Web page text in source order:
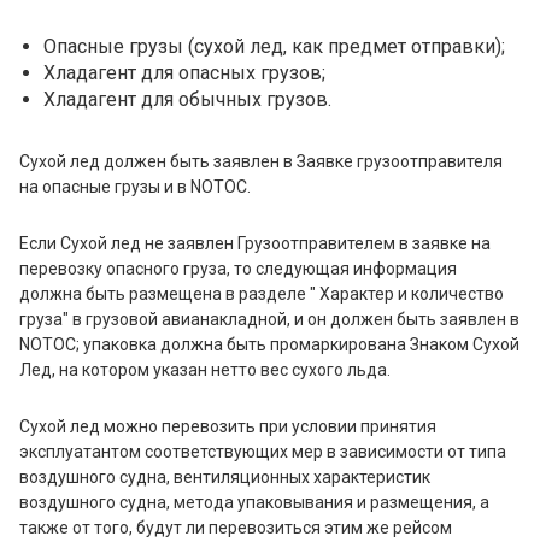
Опасные грузы (сухой лед, как предмет отправки);
Хладагент для опасных грузов;
Хладагент для обычных грузов.
Сухой лед должен быть заявлен в Заявке грузоотправителя
на опасные грузы и в NOTOC.
Если Сухой лед не заявлен Грузоотправителем в заявке на
перевозку опасного груза, то следующая информация
должна быть размещена в разделе " Характер и количество
груза" в грузовой авианакладной, и он должен быть заявлен в
NOTOC; упаковка должна быть промаркирована Знаком Сухой
Лед, на котором указан нетто вес сухого льда.
Сухой лед можно перевозить при условии принятия
эксплуатантом соответствующих мер в зависимости от типа
воздушного судна, вентиляционных характеристик
воздушного судна, метода упаковывания и размещения, а
также от того, будут ли перевозиться этим же рейсом